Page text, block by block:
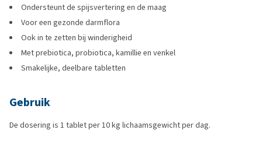
Ondersteunt de spijsvertering en de maag
Voor een gezonde darmflora
Ook in te zetten bij winderigheid
Met prebiotica, probiotica, kamillie en venkel
Smakelijke, deelbare tabletten
Gebruik
De dosering is 1 tablet per 10 kg lichaamsgewicht per dag.